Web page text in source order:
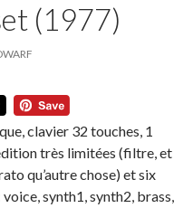
(1977)
clavier 32 touches, 1
très limitées (filtre, et
qu’autre chose) et six
synth1, synth2, brass,